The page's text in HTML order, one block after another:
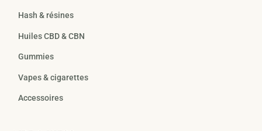
Hash & résines
Huiles CBD & CBN
Gummies
Vapes & cigarettes
Accessoires